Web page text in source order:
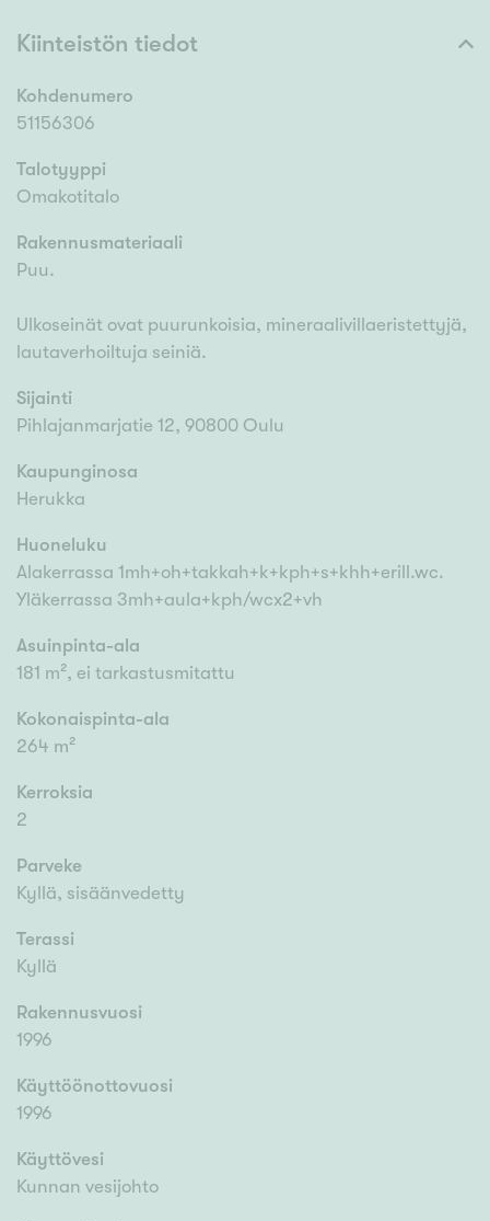
Kiinteistön tiedot
Kohdenumero
51156306
Talotyyppi
Omakotitalo
Rakennusmateriaali
Puu.
Ulkoseinät ovat puurunkoisia, mineraalivillaeristettyjä,
lautaverhoiltuja seiniä.
Sijainti
Pihlajanmarjatie 12, 90800 Oulu
Kaupunginosa
Herukka
Huoneluku
Alakerrassa 1mh+oh+takkah+k+kph+s+khh+erill.wc.
Yläkerrassa 3mh+aula+kph/wcx2+vh
Asuinpinta-ala
181 m², ei tarkastusmitattu
Kokonaispinta-ala
264 m²
Kerroksia
2
Parveke
Kyllä, sisäänvedetty
Terassi
Kyllä
Rakennusvuosi
1996
Käyttöönottovuosi
1996
Käyttövesi
Kunnan vesijohto